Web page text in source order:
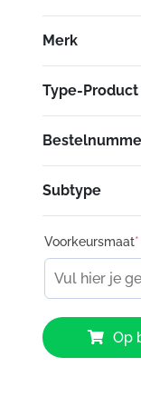
Merk
Type-Product
Subtype
Voorkeursmaat*
Sidi
Lady
Gavia
Op